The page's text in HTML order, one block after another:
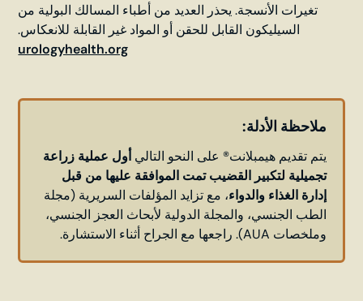
تغيرات الأنسجة. يحذر العديد من أطباء المسالك البولية من
السيليكون القابل للحقن أو المواد غير القابلة للانعكاس.
urologyhealth.org
ملاحظة الأدلة:
يتم تقديم هيمبلانت® على النحو التاليأول عملية زراعة
تجميلية لتكبير القضيب تمت الموافقة عليها من قبل
إدارة الغذاء والدواء، مع تزايد المؤلفات السريرية (مجلة
الطب الجنسي، والمجلة الدولية لأبحاث العجز الجنسي،
وملخصات AUA). راجعها مع الجراح أثناء الاستشارة.